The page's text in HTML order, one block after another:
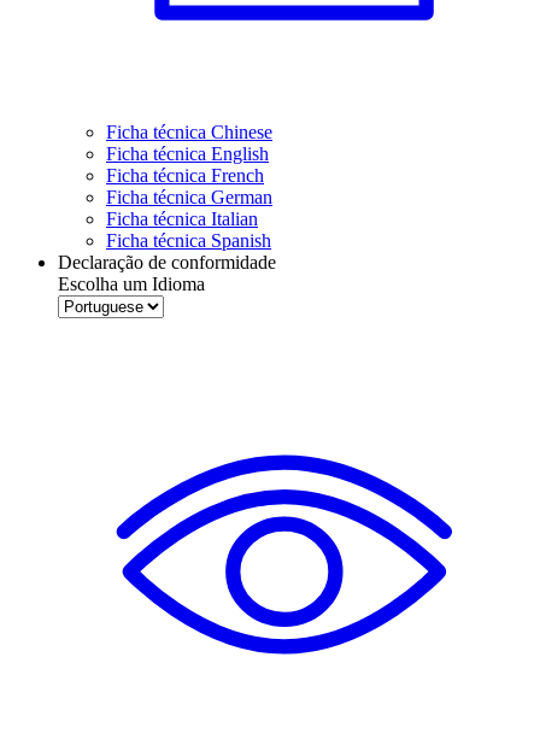
Ficha técnica Chinese
Ficha técnica English
Ficha técnica French
Ficha técnica German
Ficha técnica Italian
Ficha técnica Spanish
Declaração de conformidade
Escolha um Idioma